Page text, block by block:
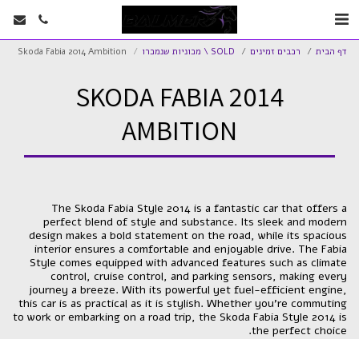
דף הבית רכבים זמינים SOLD \ מכוניות שנמכרו Skoda Fabia 2014 Ambition
SKODA FABIA 2014
AMBITION
The Skoda Fabia Style 2014 is a fantastic car that offers a
perfect blend of style and substance. Its sleek and modern
design makes a bold statement on the road, while its spacious
interior ensures a comfortable and enjoyable drive. The Fabia
Style comes equipped with advanced features such as climate
control, cruise control, and parking sensors, making every
journey a breeze. With its powerful yet fuel-efficient engine,
this car is as practical as it is stylish. Whether you're commuting
to work or embarking on a road trip, the Skoda Fabia Style 2014 is
the perfect choice.